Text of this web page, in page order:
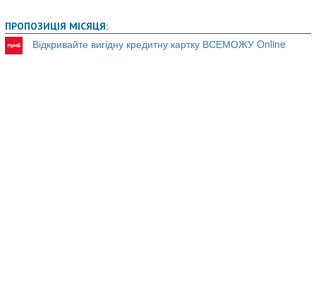
ПРОПОЗИЦІЯ МІСЯЦЯ:
Відкривайте вигідну кредитну картку ВСЕМОЖУ Online